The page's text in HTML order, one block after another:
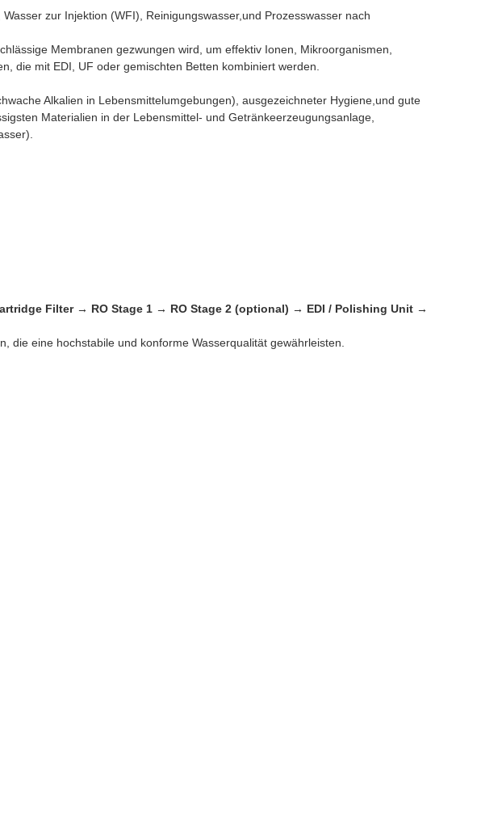
zur Injektion (WFI), Reinigungswasser,und Prozesswasser nach
Membranen gezwungen wird, um effektiv Ionen, Mikroorganismen,
die mit EDI, UF oder gemischten Betten kombiniert werden.
Alkalien in Lebensmittelumgebungen), ausgezeichneter Hygiene,und gute
Materialien in der Lebensmittel- und Getränkeerzeugungsanlage,
Filter → RO Stage 1 → RO Stage 2 (optional) → EDI / Polishing Unit →
die eine hochstabile und konforme Wasserqualität gewährleisten.